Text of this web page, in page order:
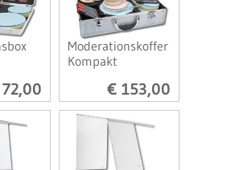
Moderationskoffer
Kompakt
€ 153,00